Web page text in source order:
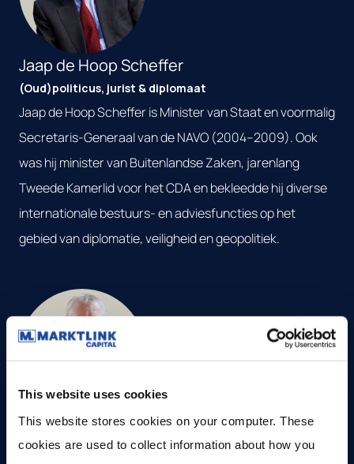
This website uses cookies
This website stores cookies on your computer. These
cookies are used to collect information about how you
Jaap de Hoop Scheffer
(Oud)politicus, jurist & diplomaat
Jaap de Hoop Scheffer is Minister van Staat en voormalig
Secretaris-Generaal van de NAVO (2004–2009). Ook
was hij minister van Buitenlandse Zaken, jarenlang
Tweede Kamerlid voor het CDA en bekleedde hij diverse
internationale bestuurs- en adviesfuncties op het
gebied van diplomatie, veiligheid en geopolitiek.
Peter van Uhm
Generaal buiten dienst